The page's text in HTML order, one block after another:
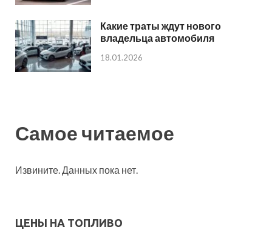
Какие траты ждут нового
владельца автомобиля
18.01.2026
Самое читаемое
Извините. Данных пока нет.
ЦЕНЫ НА ТОПЛИВО